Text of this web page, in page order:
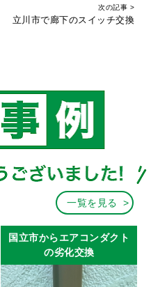
次の記事 >
立川市で廊下のスイッチ交換
一覧を見る
国立市からエアコンダクト
の劣化交換